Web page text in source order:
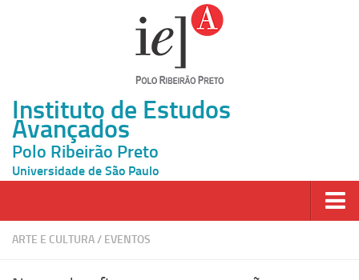
Instituto de Estudos
Avançados
Polo Ribeirão Preto
Universidade de São Paulo
Página Inicial
ARTE E CULTURA/ EVENTOS